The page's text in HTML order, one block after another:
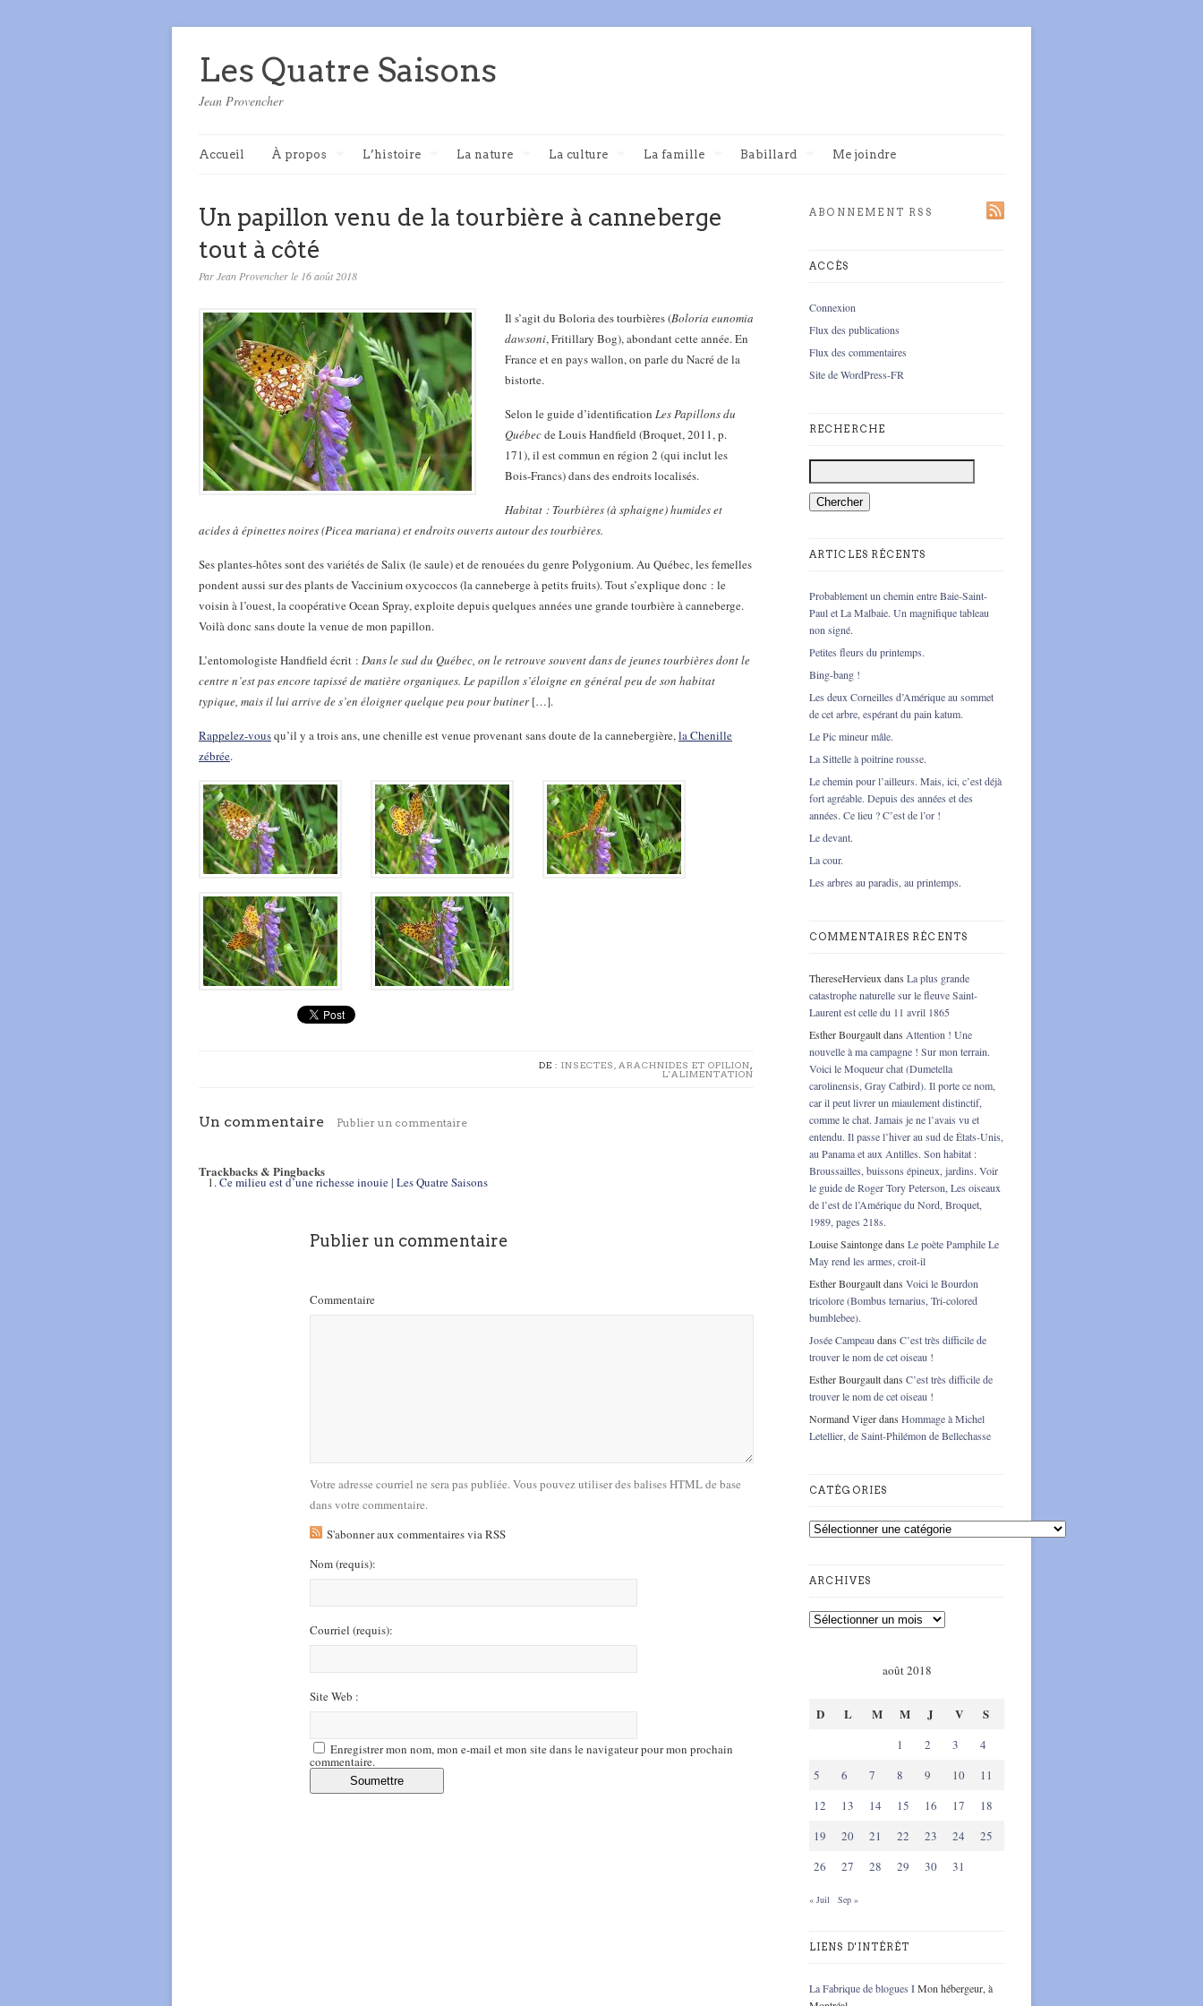
Les Quatre Saisons
Jean Provencher
Accueil À propos L’histoire La nature La culture La famille Babillard Me joindre
Un papillon venu de la tourbière à canneberge
tout à côté
Par Jean Provencher le 16 août 2018
Il s’agit du Boloria des tourbières (Boloria eunomia
dawsoni, Fritillary Bog), abondant cette année. En
France et en pays wallon, on parle du Nacré de la
bistorte.
Selon le guide d’identification Les Papillons du
Québecde Louis Handfield (Broquet, 2011, p.
171), il est commun en région 2 (qui inclut les
Bois-Francs) dans des endroits localisés.
Habitat : Tourbières (à sphaigne) humides et
acides à épinettes noires (Picea mariana) et endroits ouverts autour des tourbières.
Ses plantes-hôtes sont des variétés de Salix (le saule) et de renouées du genre Polygonium. Au Québec, les femelles
pondent aussi sur des plants de Vaccinium oxycoccos (la canneberge à petits fruits). Tout s’explique donc : le
voisin à l’ouest, la coopérative Ocean Spray, exploite depuis quelques années une grande tourbière à canneberge.
Voilà donc sans doute la venue de mon papillon.
L’entomologiste Handfield écrit : Dans le sud du Québec, on le retrouve souvent dans de jeunes tourbières dont le
centre n’est pas encore tapissé de matière organiques. Le papillon s’éloigne en général peu de son habitat
typique, mais il lui arrive de s’en éloigner quelque peu pour butiner[…].
Rappelez-vousqu’il y a trois ans, une chenille est venue provenant sans doute de la cannebergière,la Chenille
zébrée.
DE : INSECTES, ARACHNIDES ET OPILION,
L'ALIMENTATION
Un commentaire Publier un commentaire
Trackbacks & Pingbacks
Ce milieu est d’une richesse inouie | Les Quatre Saisons
Publier un commentaire
Commentaire
Votre adresse courriel ne sera pas publiée. Vous pouvez utiliser des balises HTML de base
dans votre commentaire.
S'abonner aux commentaires via RSS
Nom(requis):
Courriel (requis):
Site Web :
Enregistrer mon nom, mon e-mail et mon site dans le navigateur pour mon prochain
commentaire.
ABONNEMENT RSS
ACCÈS
Connexion
Flux des publications
Flux des commentaires
Site de WordPress-FR
RECHERCHE
ARTICLES RÉCENTS
Probablement un chemin entre Baie-Saint-
Paul et La Malbaie. Un magnifique tableau
non signé.
Petites fleurs du printemps.
Bing-bang !
Les deux Corneilles d’Amérique au sommet
de cet arbre, espérant du pain katum.
Le Pic mineur mâle.
La Sittelle à poitrine rousse.
Le chemin pour l’ailleurs. Mais, ici, c’est déjà
fort agréable. Depuis des années et des
années. Ce lieu ? C’est de l’or !
Le devant.
La cour.
Les arbres au paradis, au printemps.
COMMENTAIRES RÉCENTS
ThereseHervieux dans La plus grande
catastrophe naturelle sur le fleuve Saint-
Laurent est celle du 11 avril 1865
Esther Bourgaultdans Attention ! Une
nouvelle à ma campagne ! Sur mon terrain.
Voici le Moqueur chat (Dumetella
carolinensis, Gray Catbird). Il porte ce nom,
car il peut livrer un miaulement distinctif,
comme le chat. Jamais je ne l’avais vu et
entendu. Il passe l’hiver au sud de États-Unis,
au Panama et aux Antilles. Son habitat :
Broussailles, buissons épineux, jardins. Voir
le guide de Roger Tory Peterson, Les oiseaux
de l’est de l’Amérique du Nord, Broquet,
1989, pages 218s.
Louise Saintongedans Le poète Pamphile Le
May rend les armes, croit-il
Esther Bourgaultdans Voici le Bourdon
tricolore (Bombus ternarius, Tri-colored
bumblebee).
Josée Campeau dans C’est très difficile de
trouver le nom de cet oiseau !
Esther Bourgaultdans C’est très difficile de
trouver le nom de cet oiseau !
Normand Vigerdans Hommage à Michel
Letellier, de Saint-Philémon de Bellechasse
CATÉGORIES
ARCHIVES
août 2018
D L M M J V S
1 2 3
4
5
6 7 8 9 10
11
12
13 14 15 16 17
18
19
20 21 22 23 24
25
26
27 28 29 30 31
« Juil Sep »
LIENS D'INTÉRÊT
La Fabrique de blogues IMon hébergeur, à